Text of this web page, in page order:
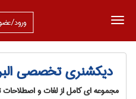
ورود/
دیکشنری تخصصی
مجموعه ای کامل از لغات و